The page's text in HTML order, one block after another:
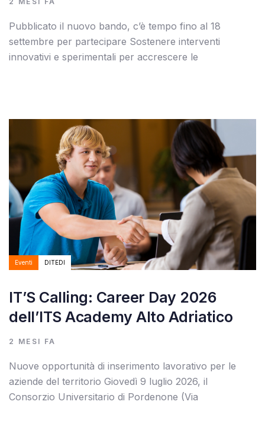
Pubblicato il nuovo bando, c’è tempo fino al 18
settembre per partecipare Sostenere interventi
innovativi e sperimentali per accrescere le
Eventi DITEDI
IT’S Calling: Career Day 2026
dell’ITS Academy Alto Adriatico
2 MESI FA
Nuove opportunità di inserimento lavorativo per le
aziende del territorio Giovedì 9 luglio 2026, il
Consorzio Universitario di Pordenone (Via